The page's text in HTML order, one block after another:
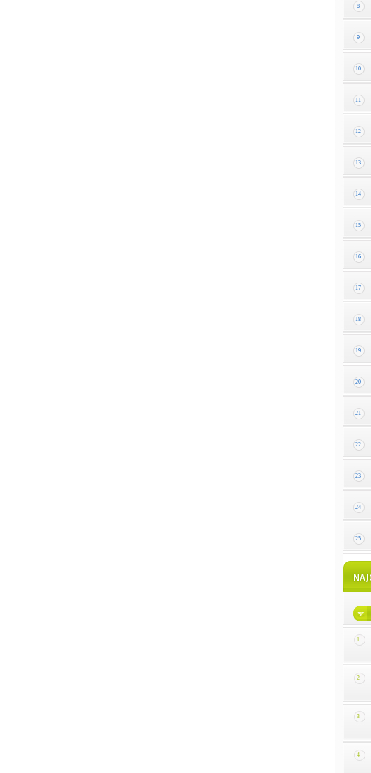
8
9
10
11
12
13
14
15
16
17
18
19
20
21
22
23
24
25
1
2
3
4